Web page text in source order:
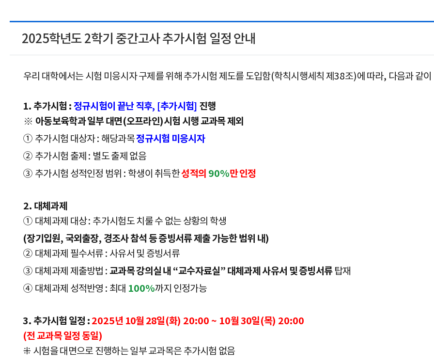
2025학년도 2학기 중간고사 추가시험 일정 안내
우리 대학에서는 시험 미응시자 구제를 위해 추가시험 제도를 도입함(학칙시행세칙 제38조)에 따라, 다음과 같
1.추가시험 :정규시험이 끝난 직후, [추가시험] 진행
※ 아동보육학과 일부 대면(오프라인)시험 시행 교과목 제외
① 추가시험 대상자: 해당과목정규시험 미응시자
② 추가시험 출제 : 별도 출제 없음
③ 추가시험 성적인정 범위 : 학생이 취득한성적의 90%만 인정
2. 대체과제
① 대체과제 대상: 추가시험도 치룰 수 없는 상황의 학생
(장기입원,국외출장, 경조사 참석 등 증빙서류 제출 가능한 범위 내)
② 대체과제 필수서류 : 사유서 및 증빙서류
③ 대체과제 제출방법 : 교과목 강의실 내“교수자료실”대체과제 사유서 및 증빙서류탑재
④ 대체과제 성적반영 : 최대 100%까지 인정가능
3.추가시험 일정 :2025년 10월 28일(화) 20:00 ~ 10월 30일(목) 20:00
(전 교과목 일정 동일)
⁜ 시험을 대면으로 진행하는 일부 교과목은 추가시험 없음